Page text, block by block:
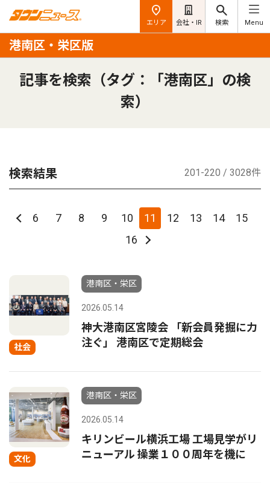
エリア 会社・IR 検索 Menu
港南区・栄区版
記事を検索（タグ：「港南区」の検
索）
検索結果 201-220 / 3028件
6 7 8 9 10 11 12 13 14
15
16
社会
港南区・栄区
2026.05.14
神大港南区宮陵会 「新会員発掘に力
注ぐ」 港南区で定期総会
文化
港南区・栄区
2026.05.14
キリンビール横浜工場 工場見学がリ
ニューアル 操業１００周年を機に